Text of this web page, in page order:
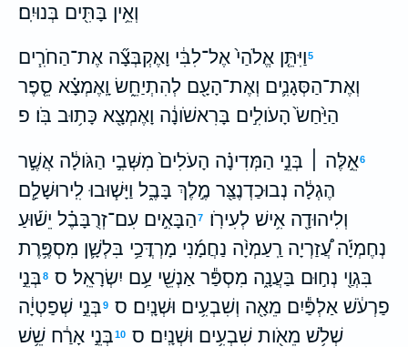
וְאֵ֥ין בָּתִּ֖ים בְּנוּיִֽם׃
5וַיִּתֵּ֤ן אֱלֹהַי֙ אֶל־לִבִּ֔י וָאֶקְבְּצָ֞ה אֶת־הַחֹרִ֧ים
וְאֶת־הַסְּגָנִ֛ים וְאֶת־הָעָ֖ם לְהִתְיַחֵ֑שׂ וָֽאֶמְצָ֗א סֵ֤פֶר
הַיַּ֙חַשׂ֙ הָעֹולִ֣ים בָּרִאשֹׁונָ֔ה וָאֶמְצָ֖א כָּת֥וּב בֹּֽו׃ פ
6אֵ֣לֶּה ׀ בְּנֵ֣י הַמְּדִינָ֗ה הָעֹלִים֙ מִשְּׁבִ֣י הַגֹּולָ֔ה אֲשֶׁ֣ר
הֶגְלָ֔ה נְבוּכַדְנֶצַּ֖ר מֶ֣לֶךְ בָּבֶ֑ל וַיָּשׁ֧וּבוּ לִֽירוּשָׁלִַ֛ם
וְלִיהוּדָ֖ה אִ֥ישׁ לְעִירֹֽו׃
7הַבָּאִ֣ים עִם־זְרֻבָּבֶ֗ל יֵשׁ֡וּעַ
נְחֶמְיָ֡ה עֲ֠זַרְיָה רַֽעַמְיָ֨ה נַחֲמָ֜נִי מָרְדֳּכַ֥י בִּלְשָׁ֛ן מִסְפֶּ֥רֶת
בִּגְוַ֖י נְח֣וּם בַּעֲנָ֑ה מִסְפַּ֕ר אַנְשֵׁ֖י עַ֥ם יִשְׂרָאֵֽל׃ ס 8בְּנֵ֣י
פַרְעֹ֔שׁ אַלְפַּ֕יִם מֵאָ֖ה וְשִׁבְעִ֥ים וּשְׁנָֽיִם׃ ס 9בְּנֵ֣י שְׁפַטְיָ֔ה
שְׁלֹ֥שׁ מֵאֹ֖ות שִׁבְעִ֥ים וּשְׁנָֽיִם׃ ס 10בְּנֵ֣י אָרַ֔ח שֵׁ֥שׁ